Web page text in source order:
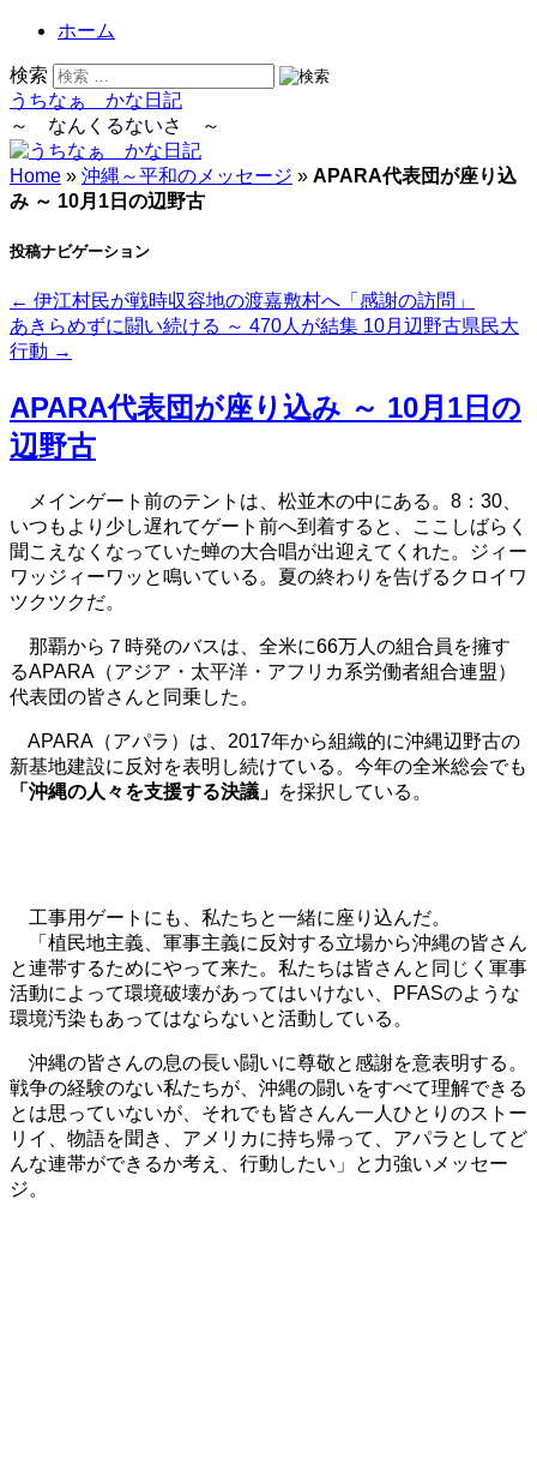
ホーム
検索
うちなぁ かな日記
～ なんくるないさ ～
Home » 沖縄～平和のメッセージ » APARA代表団が座り込
み ～ 10月1日の辺野古
投稿ナビゲーション
← 伊江村民が戦時収容地の渡嘉敷村へ「感謝の訪問」
あきらめずに闘い続ける ～ 470人が結集 10月辺野古県民大
行動 →
APARA代表団が座り込み ～ 10月1日の
辺野古
メインゲート前のテントは、松並木の中にある。8：30、
いつもより少し遅れてゲート前へ到着すると、ここしばらく
聞こえなくなっていた蝉の大合唱が出迎えてくれた。ジィー
ワッジィーワッと鳴いている。夏の終わりを告げるクロイワ
ツクツクだ。
那覇から７時発のバスは、全米に66万人の組合員を擁す
るAPARA（アジア・太平洋・アフリカ系労働者組合連盟）
代表団の皆さんと同乗した。
APARA（アパラ）は、2017年から組織的に沖縄辺野古の
新基地建設に反対を表明し続けている。今年の全米総会でも
「沖縄の人々を支援する決議」 を採択している。
工事用ゲートにも、私たちと一緒に座り込んだ。
「植民地主義、軍事主義に反対する立場から沖縄の皆さん
と連帯するためにやって来た。私たちは皆さんと同じく軍事
活動によって環境破壊があってはいけない、PFASのような
環境汚染もあってはならないと活動している。
沖縄の皆さんの息の長い闘いに尊敬と感謝を意表明する。
戦争の経験のない私たちが、沖縄の闘いをすべて理解できる
とは思っていないが、それでも皆さんん一人ひとりのストー
リイ、物語を聞き、アメリカに持ち帰って、アパラとしてど
んな連帯ができるか考え、行動したい」と力強いメッセー
ジ。